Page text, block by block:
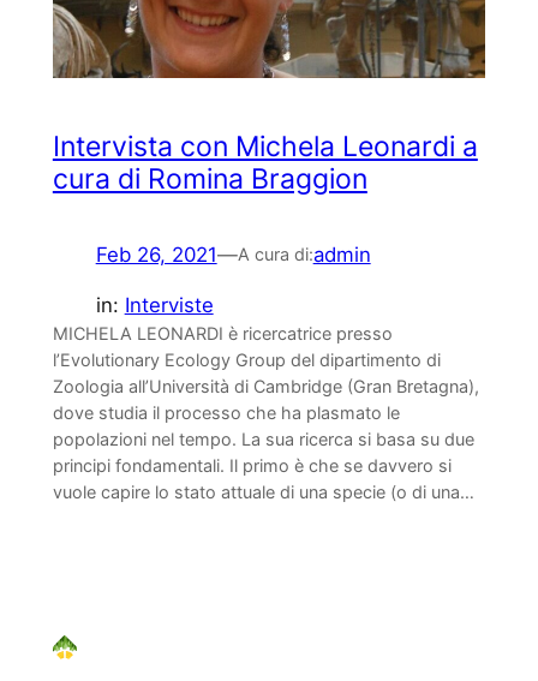
Intervista con Michela Leonardi a
cura di Romina Braggion
Feb 26, 2021—A cura di:admin
in: Interviste
MICHELA LEONARDI è ricercatrice presso
l’Evolutionary Ecology Group del dipartimento di
Zoologia all’Università di Cambridge (Gran Bretagna),
dove studia il processo che ha plasmato le
popolazioni nel tempo. La sua ricerca si basa su due
principi fondamentali. Il primo è che se davvero si
vuole capire lo stato attuale di una specie (o di una…